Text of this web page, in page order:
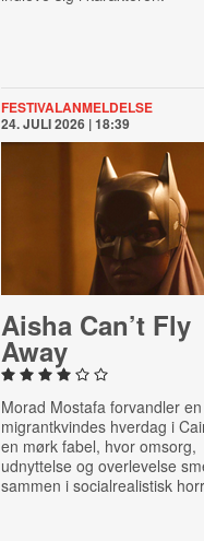
FESTIVALANMELDELSE
24. JULI 2026 | 18:39
Aisha Can’t Fly
Away
Morad Mostafa forvandler en
migrantkvindes hverdag i
en mørk fabel, hvor omsorg,
udnyttelse og overlevelse
sammen i socialrealistisk